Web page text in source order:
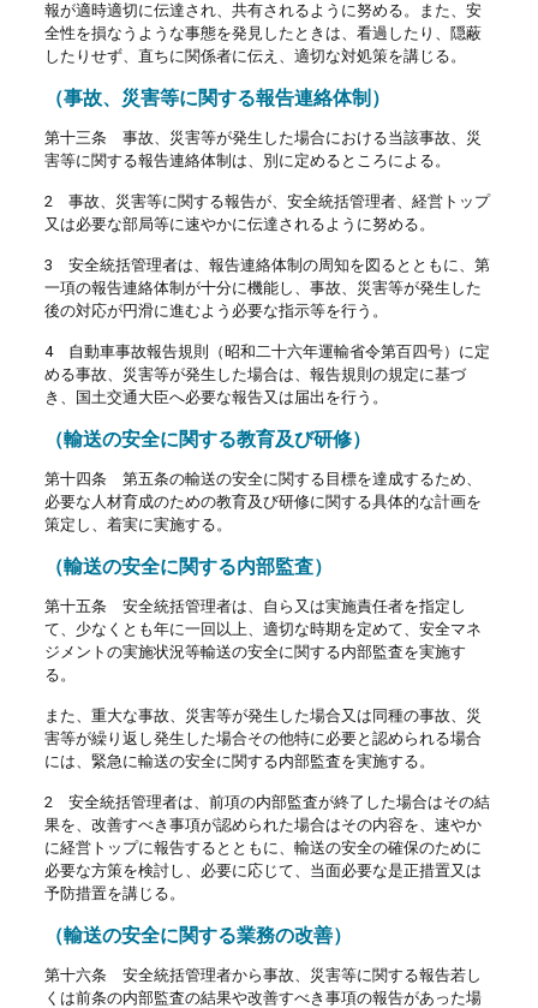
報が適時適切に伝達され、共有されるように努める。また、安
全性を損なうような事態を発見したときは、看過したり、隠蔽
したりせず、直ちに関係者に伝え、適切な対処策を講じる。
（事故、災害等に関する報告連絡体制）
第十三条 事故、災害等が発生した場合における当該事故、災
害等に関する報告連絡体制は、別に定めるところによる。
2 事故、災害等に関する報告が、安全統括管理者、経営トップ
又は必要な部局等に速やかに伝達されるように努める。
3 安全統括管理者は、報告連絡体制の周知を図るとともに、第
一項の報告連絡体制が十分に機能し、事故、災害等が発生した
後の対応が円滑に進むよう必要な指示等を行う。
4 自動車事故報告規則（昭和二十六年運輸省令第百四号）に定
める事故、災害等が発生した場合は、報告規則の規定に基づ
き、国土交通大臣へ必要な報告又は届出を行う。
（輸送の安全に関する教育及び研修）
第十四条 第五条の輸送の安全に関する目標を達成するため、
必要な人材育成のための教育及び研修に関する具体的な計画を
策定し、着実に実施する。
（輸送の安全に関する内部監査）
第十五条 安全統括管理者は、自ら又は実施責任者を指定し
て、少なくとも年に一回以上、適切な時期を定めて、安全マネ
ジメントの実施状況等輸送の安全に関する内部監査を実施す
る。
また、重大な事故、災害等が発生した場合又は同種の事故、災
害等が繰り返し発生した場合その他特に必要と認められる場合
には、緊急に輸送の安全に関する内部監査を実施する。
2 安全統括管理者は、前項の内部監査が終了した場合はその結
果を、改善すべき事項が認められた場合はその内容を、速やか
に経営トップに報告するとともに、輸送の安全の確保のために
必要な方策を検討し、必要に応じて、当面必要な是正措置又は
予防措置を講じる。
（輸送の安全に関する業務の改善）
第十六条 安全統括管理者から事故、災害等に関する報告若し
くは前条の内部監査の結果や改善すべき事項の報告があった場